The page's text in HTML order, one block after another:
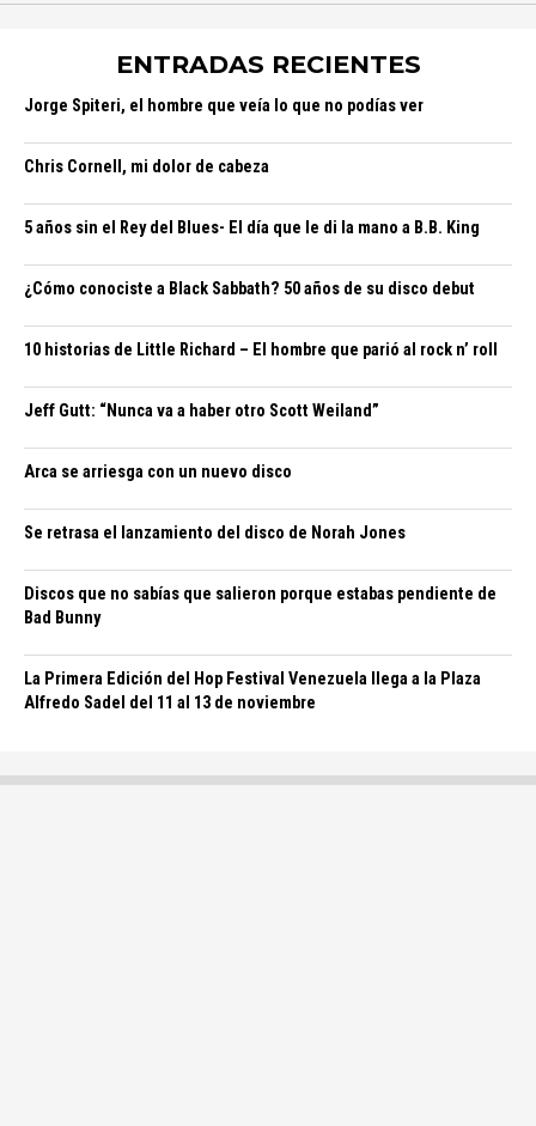
ENTRADAS RECIENTES
Jorge Spiteri, el hombre que veía lo que no podías ver
Chris Cornell, mi dolor de cabeza
5 años sin el Rey del Blues- El día que le di la mano a B.B. King
¿Cómo conociste a Black Sabbath? 50 años de su disco debut
10 historias de Little Richard – El hombre que parió al rock n’ roll
Jeff Gutt: “Nunca va a haber otro Scott Weiland”
Arca se arriesga con un nuevo disco
Se retrasa el lanzamiento del disco de Norah Jones
Discos que no sabías que salieron porque estabas pendiente de
Bad Bunny
La Primera Edición del Hop Festival Venezuela llega a la Plaza
Alfredo Sadel del 11 al 13 de noviembre